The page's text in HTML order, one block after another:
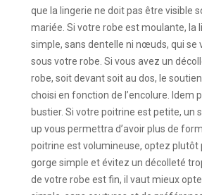
que la lingerie ne doit pas être visible
mariée. Si votre robe est moulante, la
simple, sans dentelle ni nœuds, qui
sous votre robe. Si vous avez un
robe, soit devant soit au dos, le
choisi en fonction de l’encolure. Idem
bustier. Si votre poitrine est petite, un
up vous permettra d’avoir plus de
poitrine est volumineuse, optez plutôt
gorge simple et évitez un décolleté
de votre robe est fin, il vaut mieux